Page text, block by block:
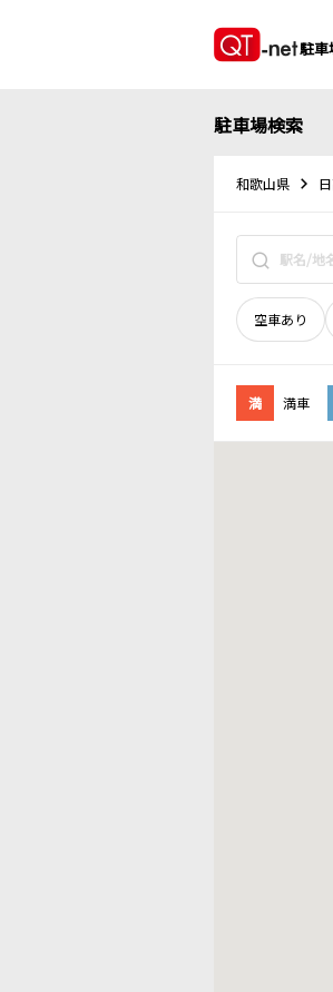
駐車
駐車場検索
和歌山県
空車あり
満 満車